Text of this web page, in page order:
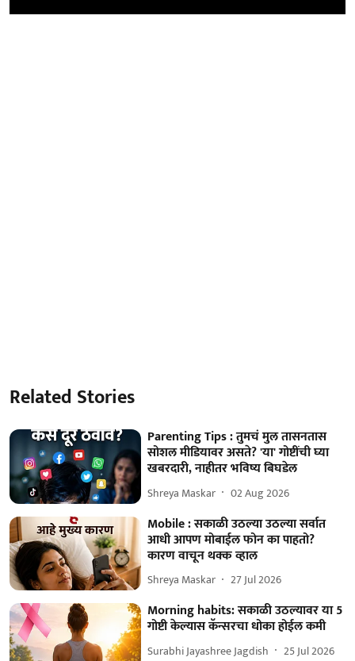
Related Stories
Parenting Tips : तुमचं मुल तासनतास
सोशल मीडियावर असते? 'या' गोष्टींची घ्या
खबरदारी, नाहीतर भविष्य बिघडेल
Shreya Maskar 02 Aug 2026
Mobile : सकाळी उठल्या उठल्या सर्वात
आधी आपण मोबाईल फोन का पाहतो?
कारण वाचून थक्क व्हाल
Shreya Maskar 27 Jul 2026
Morning habits: सकाळी उठल्यावर या 5
गोष्टी केल्यास कॅन्सरचा धोका होईल कमी
Surabhi Jayashree Jagdish 25 Jul 2026